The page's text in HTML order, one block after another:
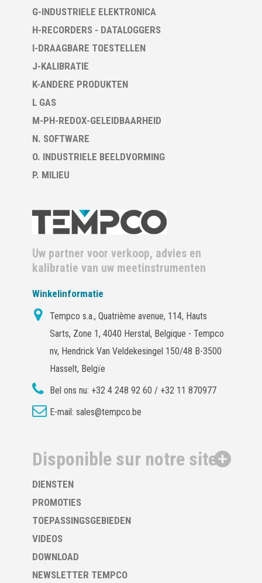
G-INDUSTRIELE ELEKTRONICA
H-RECORDERS - DATALOGGERS
I-DRAAGBARE TOESTELLEN
J-KALIBRATIE
K-ANDERE PRODUKTEN
L GAS
M-PH-REDOX-GELEIDBAARHEID
N. SOFTWARE
O. INDUSTRIELE BEELDVORMING
P. MILIEU
Uw partner voor verkoop, advies en
kalibratie van uw meetinstrumenten
Winkelinformatie
Tempco s.a., Quatrième avenue, 114, Hauts
Sarts, Zone 1, 4040 Herstal, Belgique - Tempco
nv, Hendrick Van Veldekesingel 150/48 B-3500
Hasselt, Belgïe
Bel ons nu: +32 4 248 92 60 / +32 11 870977
E-mail: sales@tempco.be
Disponible sur notre site
DIENSTEN
PROMOTIES
TOEPASSINGSGEBIEDEN
VIDEOS
DOWNLOAD
NEWSLETTER TEMPCO